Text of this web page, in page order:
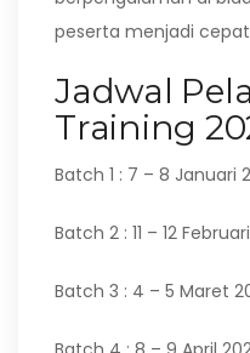
peserta menjadi
Jadwal
Training
Batch 1 : 7 – 8 Januari
Batch 2 : 11 – 12
Batch 3 : 4 – 5 Maret